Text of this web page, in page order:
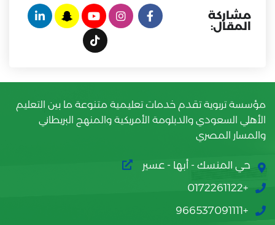
مشاركة
المقال:
مؤسسة تربوية تقدم خدمات تعليمية متنوعة ما بين التعليم
الأهلي السعودي والدبلومة الأمريكية والمنهج البريطاني
والمسار المصري
حي المنسك - أبها - عسير
+0172261122
+966537091111